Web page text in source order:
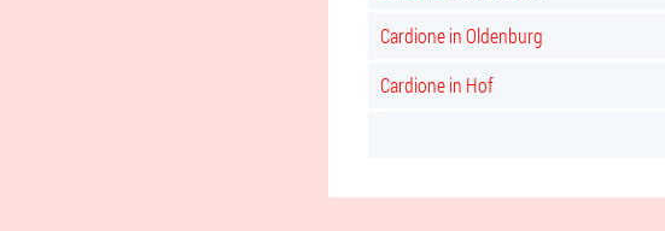
Cardione in Oldenburg
Cardione in Hof